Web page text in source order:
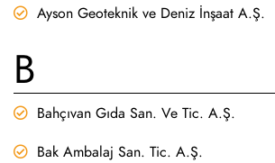
Ayson Geoteknik ve Deniz İnşaat A.Ş.
B
Bahçıvan Gıda San. Ve Tic. A.Ş.
Bak Ambalaj San. Tic. A.Ş.